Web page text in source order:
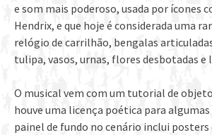
e som mais poderoso, usada por ícones
Hendrix, e que hoje é considerada uma
relógio de carrilhão, bengalas
tulipa, vasos, urnas, flores desbotadas e
O musical vem com um tutorial de
houve uma licença poética para
painel de fundo no cenário inclui posters